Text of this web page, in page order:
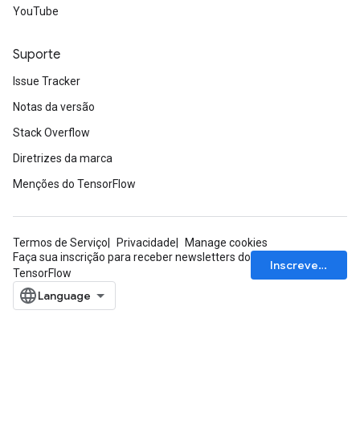
YouTube
Suporte
Issue Tracker
Notas da versão
Stack Overflow
Diretrizes da marca
Menções do TensorFlow
Termos de Serviço Privacidade
Manage cookies
Faça sua inscrição para receber newsletters do
TensorFlow
Inscrever-se